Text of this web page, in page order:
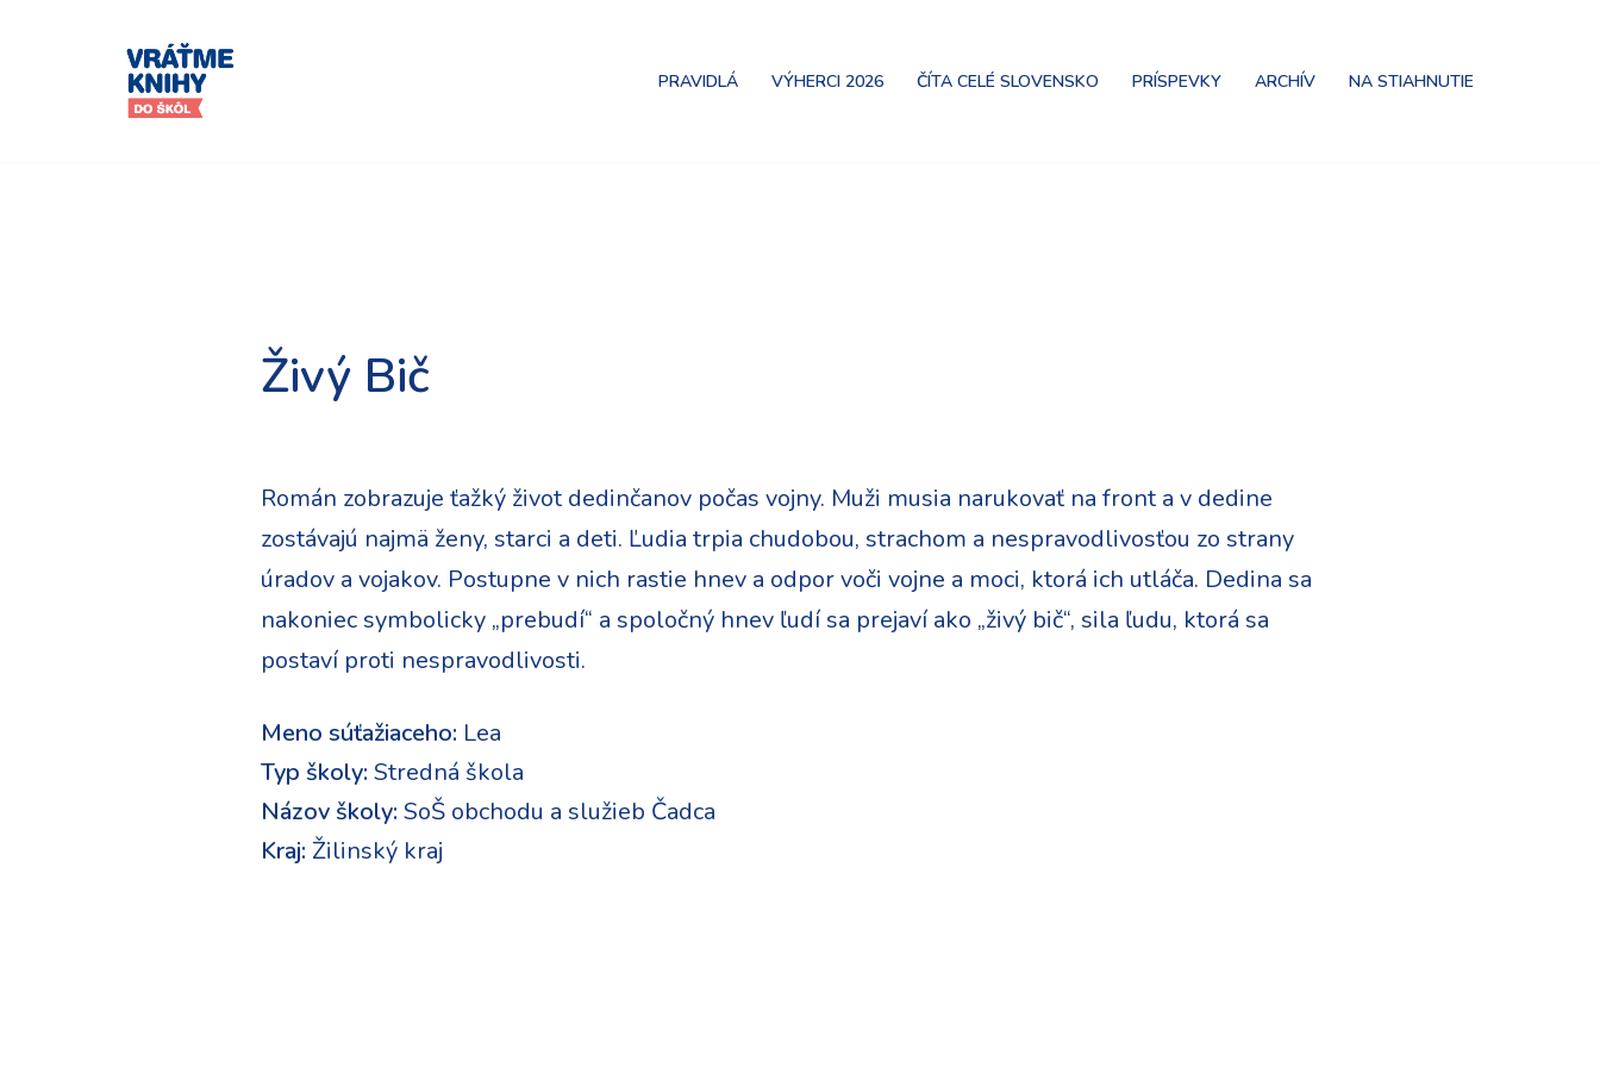
PRAVIDLÁ VÝHERCI 2026 ČÍTA CELÉ SLOVENSKO PRÍSPEVKY ARCHÍV NA STIAHNUTIE
Živý Bič
Román zobrazuje ťažký život dedinčanov počas vojny. Muži musia narukovať na front a v dedine
zostávajú najmä ženy, starci a deti. Ľudia trpia chudobou, strachom a nespravodlivosťou zo strany
úradov a vojakov. Postupne v nich rastie hnev a odpor voči vojne a moci, ktorá ich utláča. Dedina sa
nakoniec symbolicky „prebudí“ a spoločný hnev ľudí sa prejaví ako „živý bič“, sila ľudu, ktorá sa
postaví proti nespravodlivosti.
Meno súťažiaceho: Lea
Typ školy: Stredná škola
Názov školy: SoŠ obchodu a služieb Čadca
Kraj: Žilinský kraj